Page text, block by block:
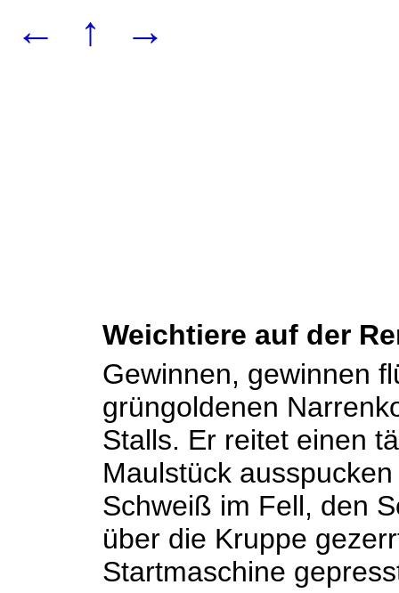
← ↑ →
Weichtiere auf der
Gewinnen, gewinnen
grüngoldenen
Stalls. Er reitet einen
Maulstück
Schweiß im Fell, den
über die Kruppe
Startmaschine